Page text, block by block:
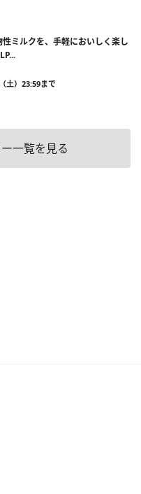
性ミルクを、手軽においしく楽し
土）23:59まで
一覧を見る